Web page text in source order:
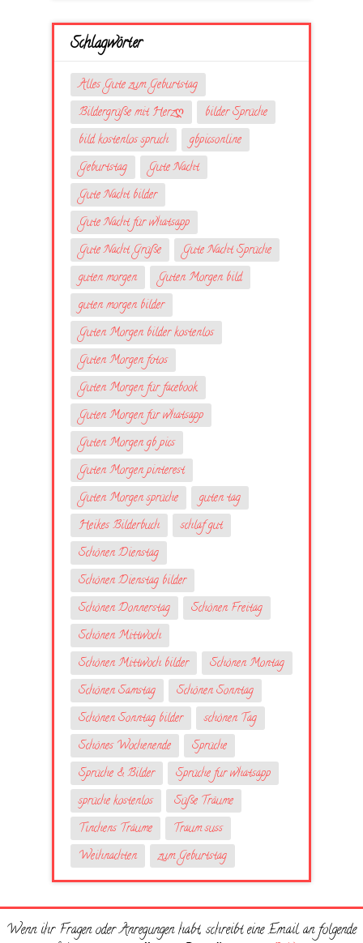
Schlagwörter
Alles Gute zum Geburtstag
Bildergrüße mit Herzღ
bilder Sprüche
bild kostenlos spruch
gbpicsonline
Geburtstag
Gute Nacht
Gute Nacht bilder
Gute Nacht für whatsapp
Gute Nacht Grüße
Gute Nacht Sprüche
guten morgen
Guten Morgen bild
guten morgen bilder
Guten Morgen bilder kostenlos
Guten Morgen fotos
Guten Morgen für facebook
Guten Morgen für whatsapp
Guten Morgen gb pics
Guten Morgen pinterest
Guten Morgen sprüche
guten tag
Heikes Bilderbuch
schlaf gut
Schönen Dienstag
Schönen Dienstag bilder
Schönen Donnerstag
Schönen Freitag
Schönen Mittwoch
Schönen Mittwoch bilder
Schönen Montag
Schönen Samstag
Schönen Sonntag
Schönen Sonntag bilder
schönen Tag
Schönes Wochenende
Sprüche
Sprüche & Bilder
Sprüche fur whatsapp
sprüche kostenlos
Süße Träume
Tinchens Träume
Traum suss
Weihnachten
zum Geburtstag
Wenn ihr Fragen oder Anregungen habt, schreibt eine Email an folgende